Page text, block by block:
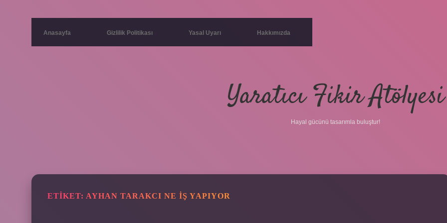
Anasayfa Gizlilik Politikası Yasal Uyarı Hakkımızda
Yaratıcı Fikir Atölyesi
Hayal gücünü tasarımla buluştur!
ETIKET: AYHAN TARAKCI NE IŞ YAPIYOR